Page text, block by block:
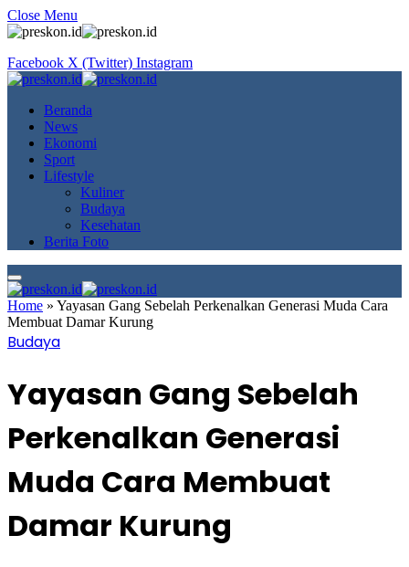
Close Menu
Facebook X (Twitter) Instagram
Beranda
News
Ekonomi
Sport
Lifestyle
Kuliner
Budaya
Kesehatan
Berita Foto
Home » Yayasan Gang Sebelah Perkenalkan Generasi Muda Cara
Membuat Damar Kurung
Budaya
Yayasan Gang Sebelah
Perkenalkan Generasi
Muda Cara Membuat
Damar Kurung